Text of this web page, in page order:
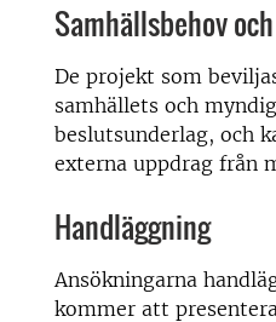
Samhällsbehov
De projekt som
samhällets och
beslutsunderlag, och
externa uppdrag från
Handläggning
Ansökningarna
kommer att